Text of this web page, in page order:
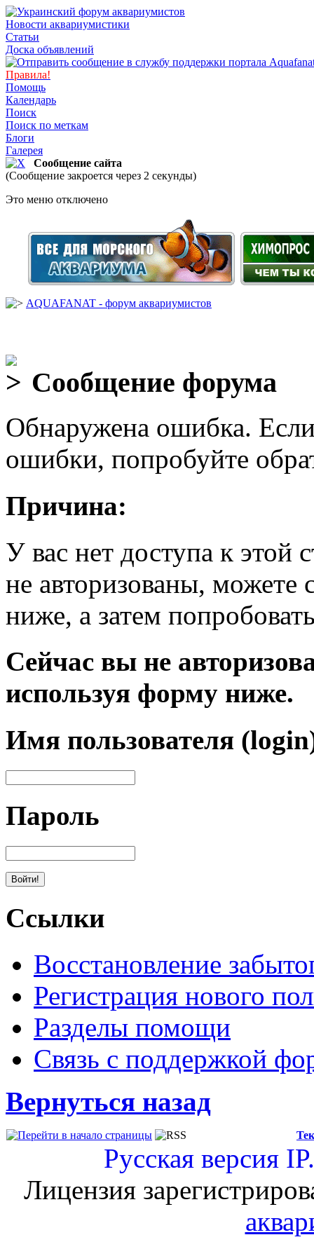
Новости аквариумистики
Статьи
Доска объявлений
Правила!
Помощь
Календарь
Поиск
Поиск по меткам
Блоги
Галерея
Сообщение сайта
(Сообщение закроется через 2 секунды)
Это меню отключено
AQUAFANAT - форум аквариумистов
Сообщение форума
Обнаружена ошибка.
ошибки, попробуйте
Причина:
У вас нет доступа к
не авторизованы, можете
ниже, а затем
Сейчас вы не
используя форму ниже.
Имя пользователя
Пароль
Ссылки
Восстановление
Регистрация нового
Разделы помощи
Связь с поддержкой
Вернуться назад
Русская версия
Лицензия